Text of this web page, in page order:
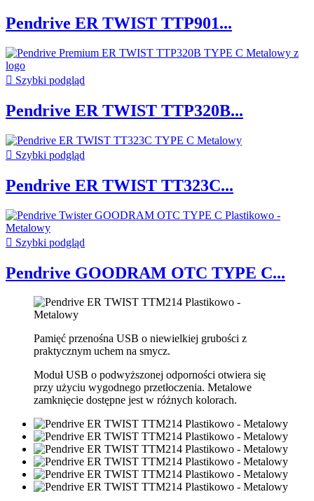
Pendrive ER TWIST TTP901...
 Szybki podgląd
Pendrive ER TWIST TTP320B...
 Szybki podgląd
Pendrive ER TWIST TT323C...
 Szybki podgląd
Pendrive GOODRAM OTC TYPE C...
Pamięć przenośna USB o niewielkiej grubości z
praktycznym uchem na smycz.
Moduł USB o podwyższonej odporności otwiera się
przy użyciu wygodnego przetłoczenia. Metalowe
zamknięcie dostępne jest w różnych kolorach.